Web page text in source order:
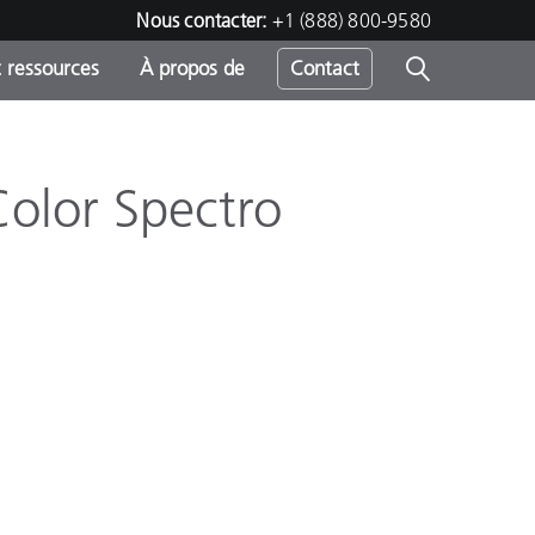
Nous contacter: +1 (888) 800-9580
À propos de Contact
Spectro